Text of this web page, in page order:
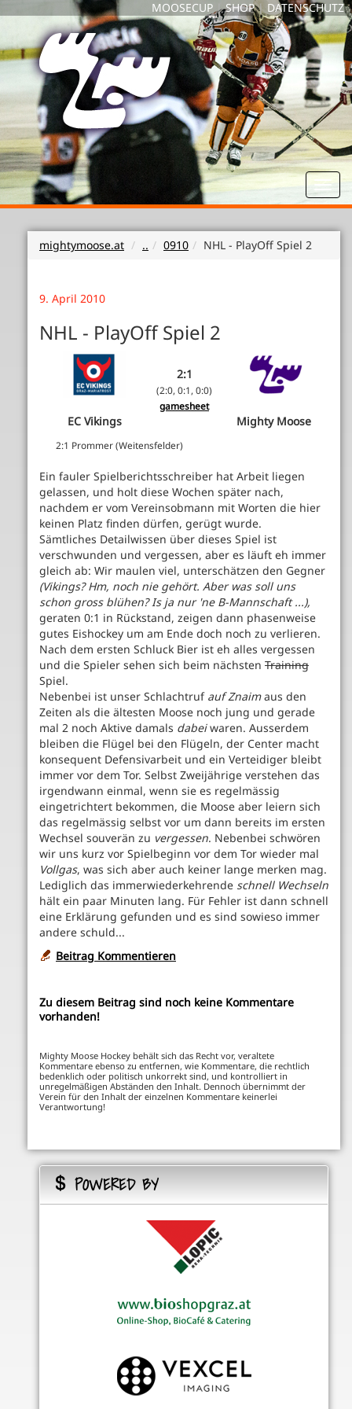
mightymoose.at .. 0910 NHL - PlayOff Spiel 2
9. April 2010
NHL - PlayOff Spiel 2
EC Vikings
2:1
(2:0, 0:1, 0:0)
gamesheet
Mighty Moose
2:1 Prommer (Weitensfelder)
Ein fauler Spielberichtsschreiber hat Arbeit liegen
gelassen, und holt diese Wochen später nach,
nachdem er vom Vereinsobmann mit Worten die hier
keinen Platz finden dürfen, gerügt wurde.
Sämtliches Detailwissen über dieses Spiel ist
verschwunden und vergessen, aber es läuft eh immer
gleich ab: Wir maulen viel, unterschätzen den Gegner
(Vikings? Hm, noch nie gehört. Aber was soll uns
schon gross blühen? Is ja nur 'ne B-Mannschaft ...),
geraten 0:1 in Rückstand, zeigen dann phasenweise
gutes Eishockey um am Ende doch noch zu verlieren.
Nach dem ersten Schluck Bier ist eh alles vergessen
und die Spieler sehen sich beim nächsten Training
Spiel.
Nebenbei ist unser Schlachtruf auf Znaimaus den
Zeiten als die ältesten Moose noch jung und gerade
mal 2 noch Aktive damals dabeiwaren. Ausserdem
bleiben die Flügel bei den Flügeln, der Center macht
konsequent Defensivarbeit und ein Verteidiger bleibt
immer vor dem Tor. Selbst Zweijährige verstehen das
irgendwann einmal, wenn sie es regelmässig
eingetrichtert bekommen, die Moose aber leiern sich
das regelmässig selbst vor um dann bereits im ersten
Wechsel souverän zu vergessen. Nebenbei schwören
wir uns kurz vor Spielbeginn vor dem Tor wieder mal
Vollgas, was sich aber auch keiner lange merken mag.
Lediglich das immerwiederkehrende schnell Wechseln
hält ein paar Minuten lang. Für Fehler ist dann schnell
eine Erklärung gefunden und es sind sowieso immer
andere schuld...
Beitrag Kommentieren
Zu diesem Beitrag sind noch keine Kommentare
vorhanden!
Mighty Moose Hockey behält sich das Recht vor, veraltete
Kommentare ebenso zu entfernen, wie Kommentare, die rechtlich
bedenklich oder politisch unkorrekt sind, und kontrolliert in
unregelmäßigen Abständen den Inhalt. Dennoch übernimmt der
Verein für den Inhalt der einzelnen Kommentare keinerlei
Verantwortung!
POWERED BY
MOOSECUP|SHOP| DATENSCHUTZ